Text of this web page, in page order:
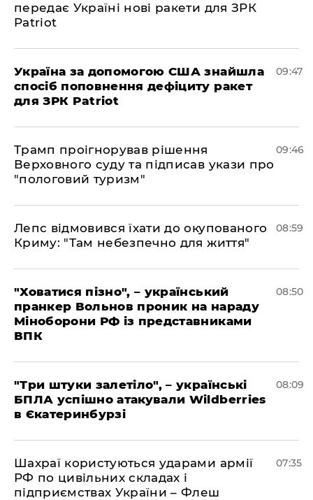
передає Україні нові ракети для ЗРК
Patriot
Україна за допомогою США знайшла
спосіб поповнення дефіциту ракет
для ЗРК Patriot
09:47
Трамп проігнорував рішення
Верховного суду та підписав укази про
"пологовий туризм"
09:46
Лепс відмовився їхати до окупованого
Криму: "Там небезпечно для життя"
08:59
"Ховатися пізно", – український
пранкер Вольнов проник на нараду
Міноборони РФ із представниками
ВПК
08:50
"Три штуки залетіло", – українські
БПЛА успішно атакували Wildberries
в Єкатеринбурзі
08:09
Шахраї користуються ударами армії
РФ по цивільних складах і
підприємствах України – Флеш
07:35